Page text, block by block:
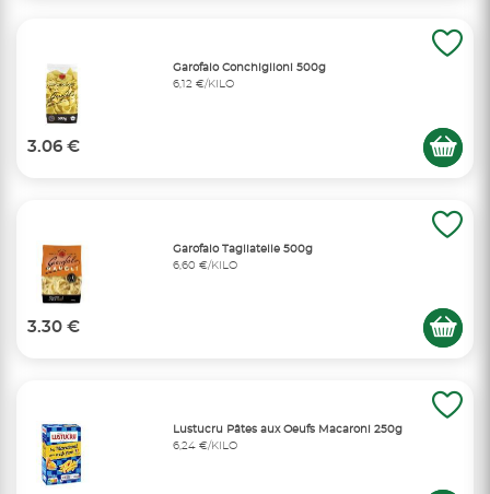
Garofalo Conchiglioni 500g
6,12 €/KILO
3.06 €
Garofalo Tagliatelle 500g
6,60 €/KILO
3.30 €
Lustucru Pâtes aux Oeufs Macaroni 250g
6,24 €/KILO